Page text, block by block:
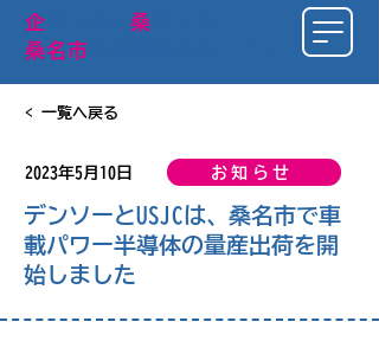
​企 業立地は桑
桑名市
< 一覧へ戻る
2023年5月10日 お知らせ
デンソーとUSJCは、桑名市で車
載パワー半導体の量産出荷を開
始しました